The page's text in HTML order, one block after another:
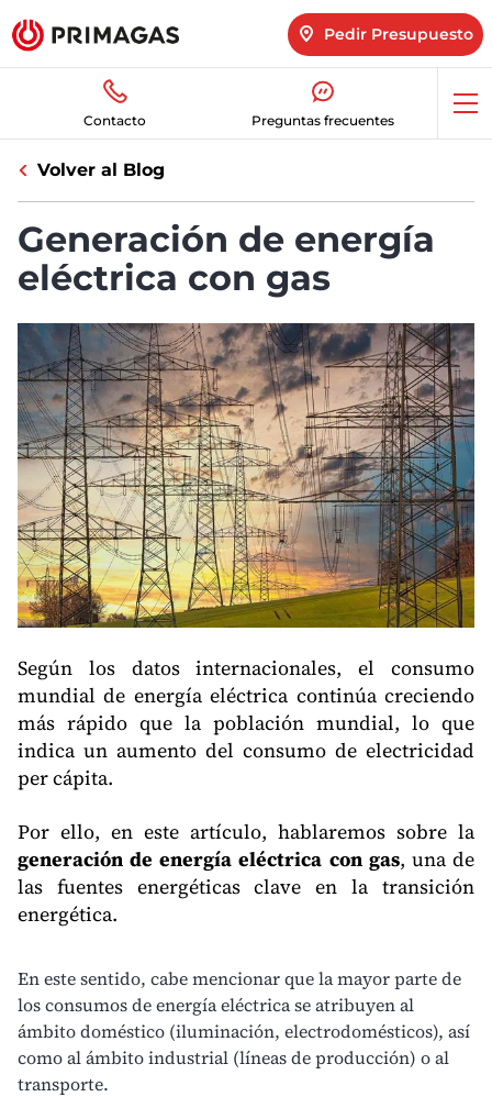
Pedir Presupuesto
Contacto Preguntas frecuentes
Volver al Blog
Generación de energía
eléctrica con gas
Según los datos internacionales, el consumo
mundial de energía eléctrica continúa creciendo
más rápido que la población mundial, lo que
indica un aumento del consumo de electricidad
per cápita.
Por ello, en este artículo, hablaremos sobre la
generación de energía eléctrica con gas, una de
las fuentes energéticas clave en la transición
energética.
En este sentido, cabe mencionar que la mayor parte de
los consumos de energía eléctrica se atribuyen al
ámbito doméstico (iluminación, electrodomésticos), así
como al ámbito industrial (líneas de producción) o al
transporte.